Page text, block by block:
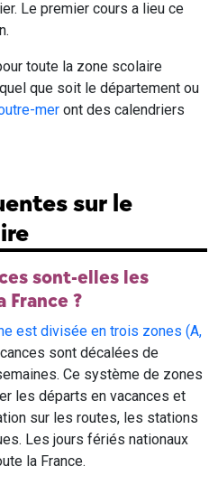
Le premier cours a lieu ce
toute la zone scolaire
que soit le département ou
mer ont des calendriers
sur le
sont-elles les
France ?
est divisée en trois zones (A,
sont décalées de
Ce système de zones
les départs en vacances et
sur les routes, les stations
Les jours fériés nationaux
la France.